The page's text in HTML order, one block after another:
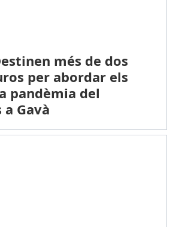
més de dos
per abordar els
pandèmia del
Gavà